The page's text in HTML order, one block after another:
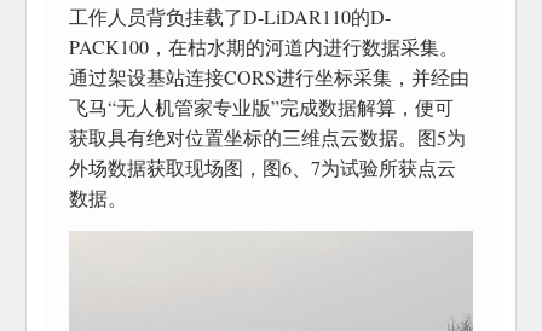
工作人员背负挂载了D-LiDAR110的D-
PACK100，在枯水期的河道内进行数据采集。
通过架设基站连接CORS进行坐标采集，并经由
飞马“无人机管家专业版”完成数据解算，便可
获取具有绝对位置坐标的三维点云数据。图5为
外场数据获取现场图，图6、7为试验所获点云
数据。